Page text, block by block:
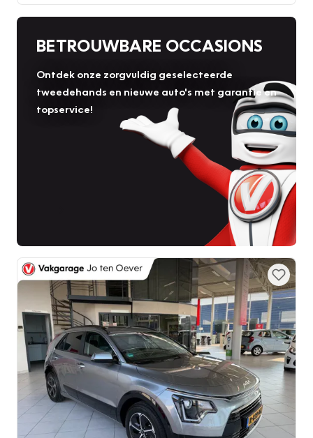
BETROUWBARE OCCASIONS
Ontdek onze zorgvuldig geselecteerde
tweedehands en nieuwe auto's met garantie en
topservice!